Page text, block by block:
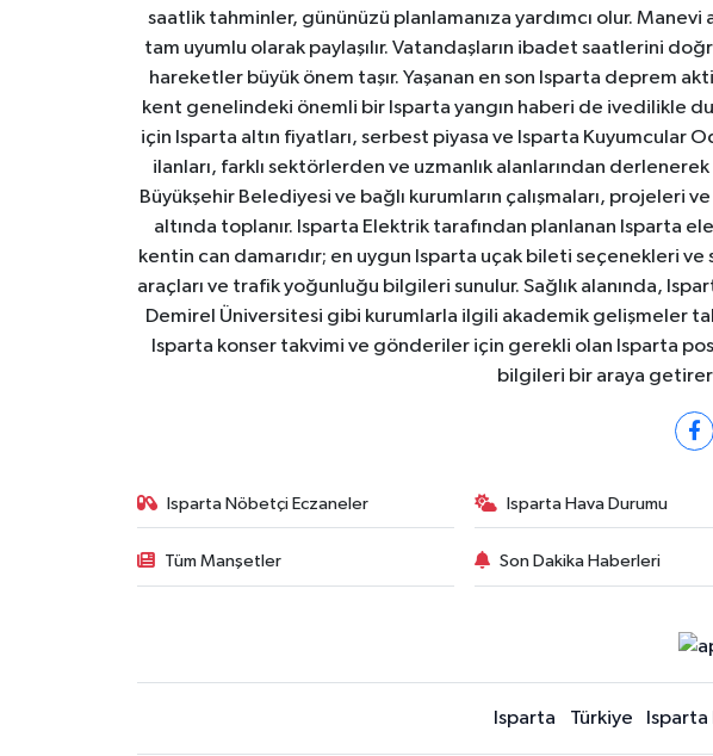
saatlik tahminler, gününüzü planlamanıza yardımcı olur.
tam uyumlu olarak paylaşılır. Vatandaşların ibadet saatlerini
hareketler büyük önem taşır. Yaşanan en son Isparta deprem
kent genelindeki önemli bir Isparta yangın haberi de ivedilikle
için Isparta altın fiyatları, serbest piyasa ve Isparta Kuyumcular
ilanları, farklı sektörlerden ve uzmanlık alanlarından
Büyükşehir Belediyesi ve bağlı kurumların çalışmaları, projeleri
altında toplanır. Isparta Elektrik tarafından planlanan Isparta
kentin can damarıdır; en uygun Isparta uçak bileti seçenekleri
araçları ve trafik yoğunluğu bilgileri sunulur. Sağlık alanında,
Demirel Üniversitesi gibi kurumlarla ilgili akademik gelişmeler
Isparta konser takvimi ve gönderiler için gerekli olan Isparta
bilgileri bir araya
Isparta Nöbetçi Eczaneler Isparta Hava Durumu
Tüm Manşetler Son Dakika Haberleri
Isparta Türkiye Isparta